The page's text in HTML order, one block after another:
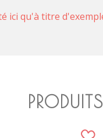
ici qu'à titre